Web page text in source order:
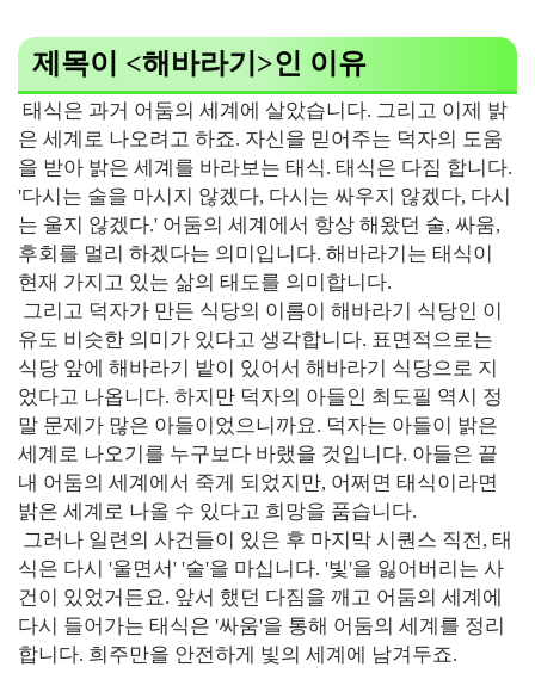
제목이 <해바라기>인 이유
태식은 과거 어둠의 세계에 살았습니다. 그리고 이제 밝
은 세계로 나오려고 하죠. 자신을 믿어주는 덕자의 도움
을 받아 밝은 세계를 바라보는 태식. 태식은 다짐 합니다.
'다시는 술을 마시지 않겠다, 다시는 싸우지 않겠다, 다시
는 울지 않겠다.' 어둠의 세계에서 항상 해왔던 술, 싸움,
후회를 멀리 하겠다는 의미입니다. 해바라기는 태식이
현재 가지고 있는 삶의 태도를 의미합니다.
그리고 덕자가 만든 식당의 이름이 해바라기 식당인 이
유도 비슷한 의미가 있다고 생각합니다. 표면적으로는
식당 앞에 해바라기 밭이 있어서 해바라기 식당으로 지
었다고 나옵니다. 하지만 덕자의 아들인 최도필 역시 정
말 문제가 많은 아들이었으니까요. 덕자는 아들이 밝은
세계로 나오기를 누구보다 바랬을 것입니다. 아들은 끝
내 어둠의 세계에서 죽게 되었지만, 어쩌면 태식이라면
밝은 세계로 나올 수 있다고 희망을 품습니다.
그러나 일련의 사건들이 있은 후 마지막 시퀀스 직전, 태
식은 다시 '울면서' '술'을 마십니다. '빛'을 잃어버리는 사
건이 있었거든요. 앞서 했던 다짐을 깨고 어둠의 세계에
다시 들어가는 태식은 '싸움'을 통해 어둠의 세계를 정리
합니다. 희주만을 안전하게 빛의 세계에 남겨두죠.